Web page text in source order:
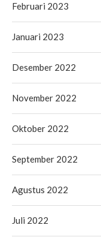
Februari 2023
Januari 2023
Desember 2022
November 2022
Oktober 2022
September 2022
Agustus 2022
Juli 2022